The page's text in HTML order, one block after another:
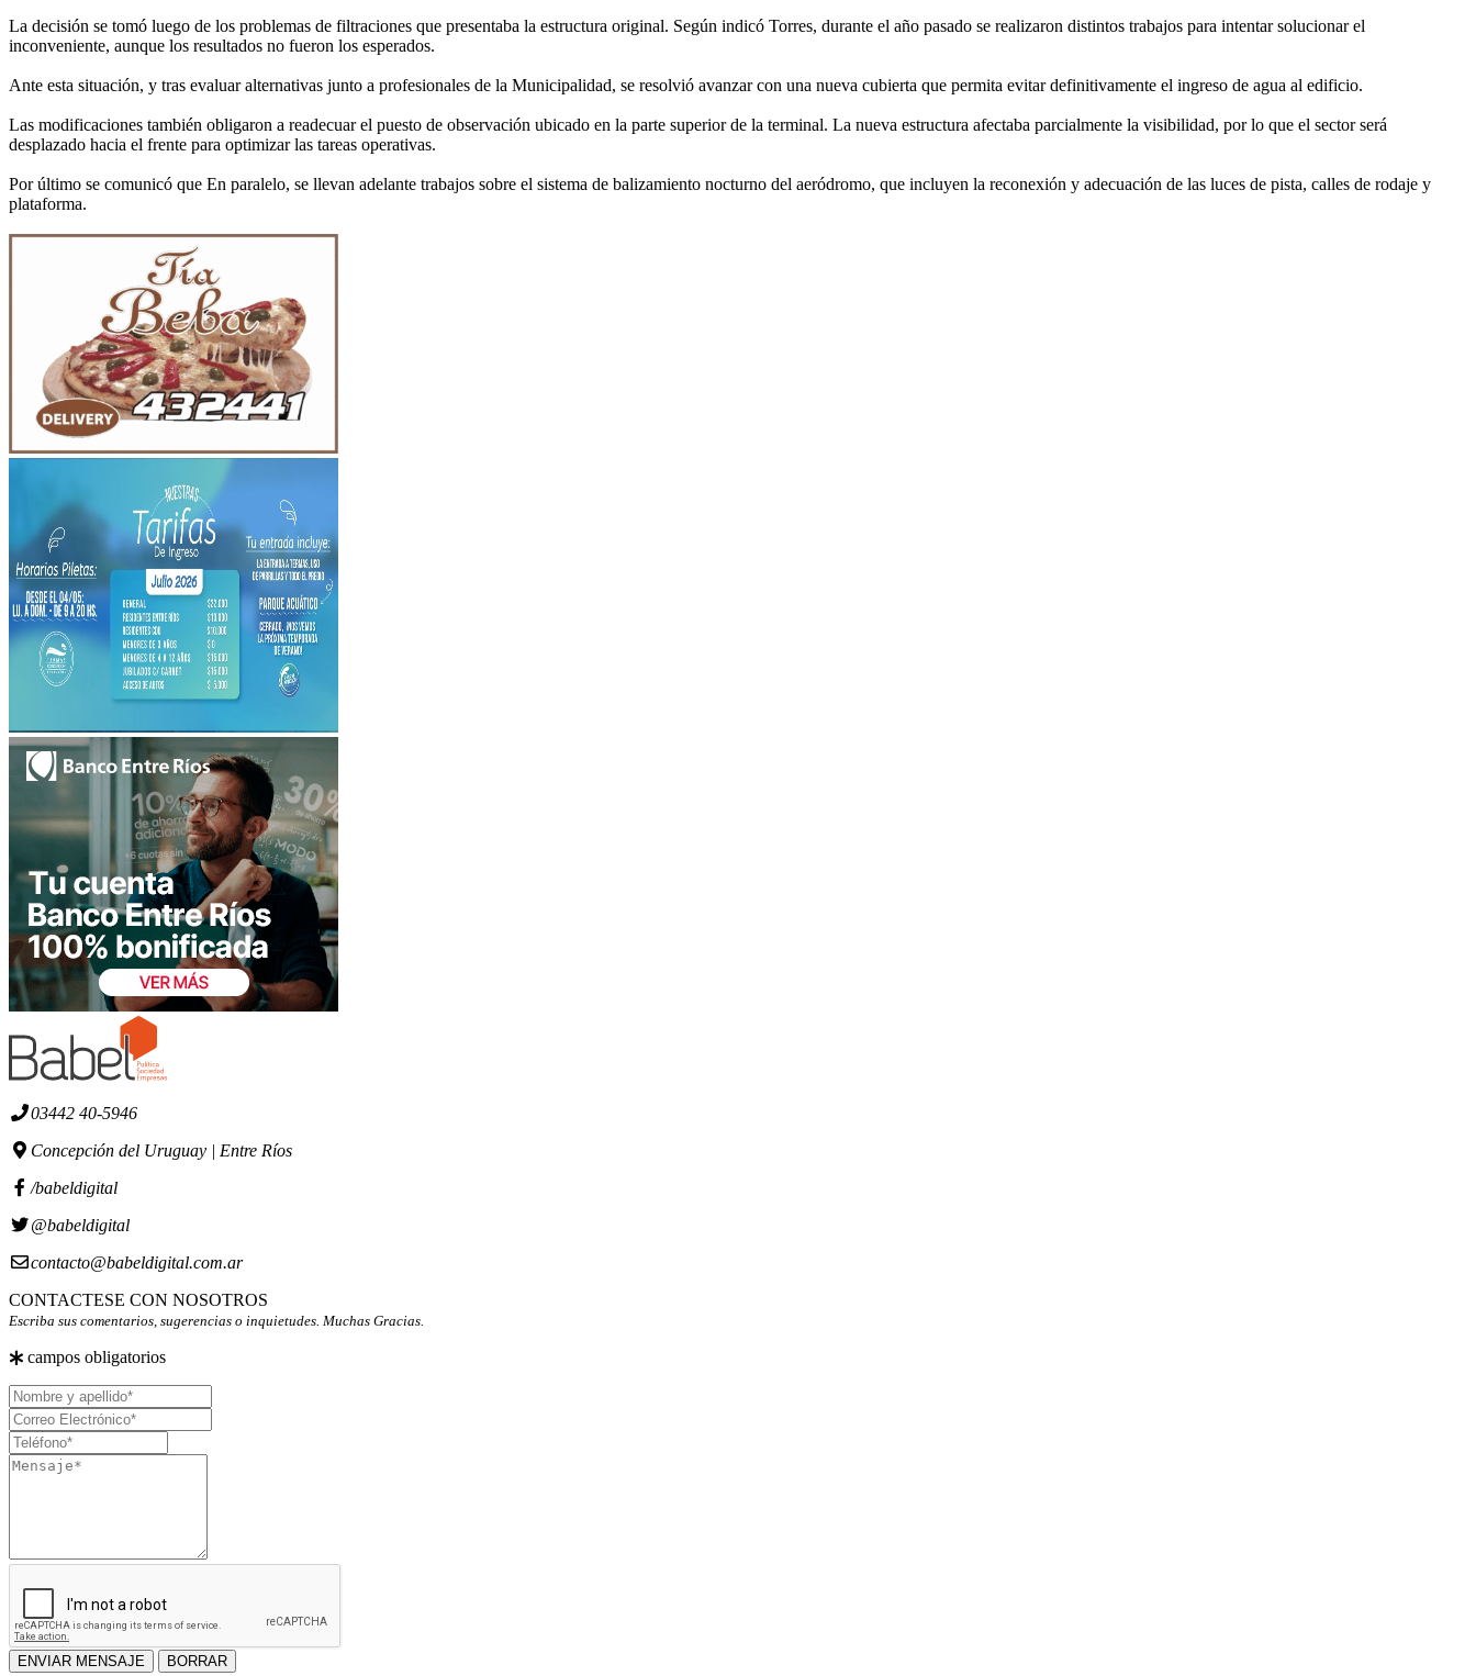
La decisión se tomó luego de los problemas de filtraciones que presentaba la estructura original. Según indicó Torres, durante el año pasado se realizaron distintos trabajos para intentar solucionar el
inconveniente, aunque los resultados no fueron los esperados.
Ante esta situación, y tras evaluar alternativas junto a profesionales de la Municipalidad, se resolvió avanzar con una nueva cubierta que permita evitar definitivamente el ingreso de agua al edificio.
Las modificaciones también obligaron a readecuar el puesto de observación ubicado en la parte superior de la terminal. La nueva estructura afectaba parcialmente la visibilidad, por lo que el sector será
desplazado hacia el frente para optimizar las tareas operativas.
Por último se comunicó que En paralelo, se llevan adelante trabajos sobre el sistema de balizamiento nocturno del aeródromo, que incluyen la reconexión y adecuación de las luces de pista, calles de rodaje y
plataforma.
03442 40-5946
Concepción del Uruguay | Entre Ríos
/babeldigital
@babeldigital
contacto@babeldigital.com.ar
CONTACTESE CON NOSOTROS
Escriba sus comentarios, sugerencias o inquietudes. Muchas Gracias.
campos obligatorios
Nombre
y
apellido
Correo
Electrónico
Teléfono
Mensaje
ENVIAR MENSAJE BORRAR